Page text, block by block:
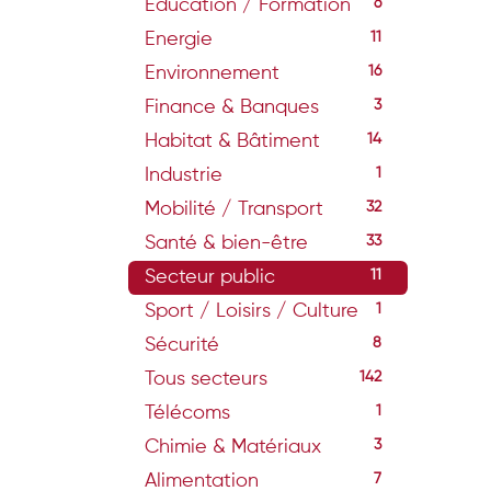
Education / Formation 6
Energie 11
Environnement 16
Finance & Banques 3
Habitat & Bâtiment 14
Industrie 1
Mobilité / Transport 32
Santé & bien-être 33
Secteur public 11
Sport / Loisirs / Culture 1
Sécurité 8
Tous secteurs 142
Télécoms 1
Chimie & Matériaux 3
Alimentation 7